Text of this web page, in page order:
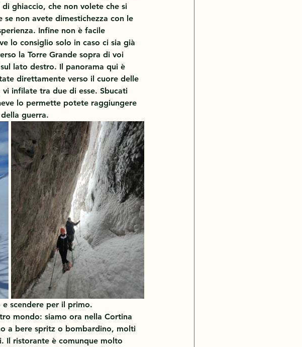
ghiaccio, che non volete che si
non avete dimestichezza con le
Infine non è facile
lo consiglio solo in caso ci sia già
la Torre Grande sopra di voi
lato destro. Il panorama qui è
direttamente verso il cuore delle
infilate tra due di esse. Sbucati
lo permette potete raggiungere
guerra.
scendere per il primo.
mondo: siamo ora nella Cortina
a bere spritz o bombardino, molti
Il ristorante è comunque molto